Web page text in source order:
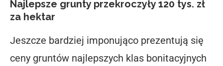
Najlepsze grunty przekroczyły 120 tys. zł
za hektar
Jeszcze bardziej imponująco prezentują się
ceny gruntów najlepszych klas bonitacyjnych